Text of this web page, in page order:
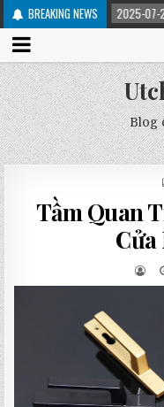
BREAKING NEWS
2025-07-21 Niềng
Blog
Tầm Quan